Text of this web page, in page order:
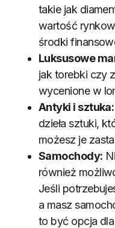
takie jak
wartość
środki
Luksusowe
jak torebki czy
wycenione w
Antyki i sztuka:
dzieła sztuki,
możesz je
Samochody:
również
Jeśli
a masz
to być opcja